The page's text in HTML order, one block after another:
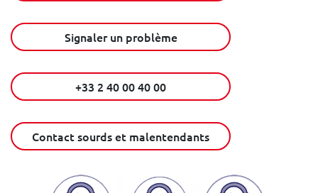
Signaler un problème
+33 2 40 00 40 00
Contact sourds et malentendants